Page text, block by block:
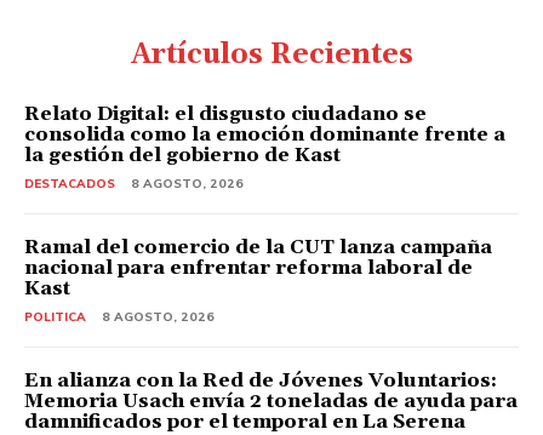
Artículos Recientes
Relato Digital: el disgusto ciudadano se
consolida como la emoción dominante frente a
la gestión del gobierno de Kast
DESTACADOS 8 AGOSTO, 2026
Ramal del comercio de la CUT lanza campaña
nacional para enfrentar reforma laboral de
Kast
POLITICA 8 AGOSTO, 2026
En alianza con la Red de Jóvenes Voluntarios:
Memoria Usach envía 2 toneladas de ayuda para
damnificados por el temporal en La Serena